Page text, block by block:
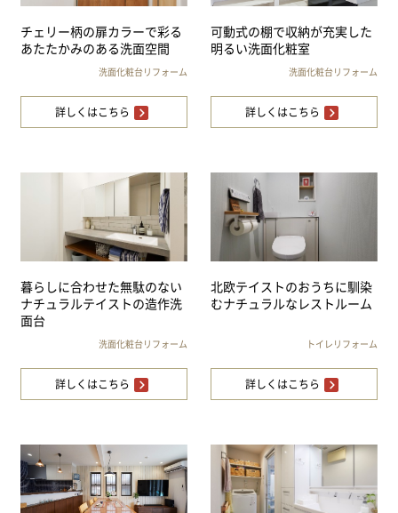
チェリー柄の扉カラーで彩る
あたたかみのある洗面空間
洗面化粧台リフォーム
詳しくはこちら
可動式の棚で収納が充実した
明るい洗面化粧室
洗面化粧台リフォーム
詳しくはこちら
暮らしに合わせた無駄のない
ナチュラルテイストの造作洗
面台
洗面化粧台リフォーム
詳しくはこちら
北欧テイストのおうちに馴染
むナチュラルなレストルーム
トイレリフォーム
詳しくはこちら